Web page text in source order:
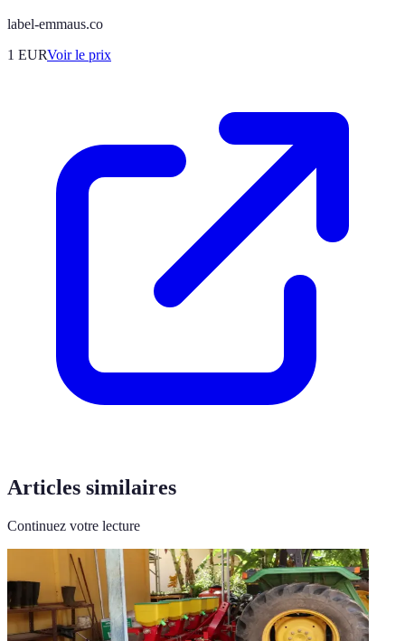
label-emmaus.co
1 EURVoir le prix
Articles similaires
Continuez votre lecture